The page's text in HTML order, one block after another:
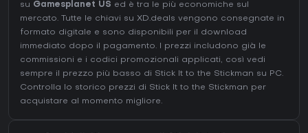
su Gamesplanet US ed è tra le più economiche sul
mercato. Tutte le chiavi su XD.deals vengono consegnate in
formato digitale e sono disponibili per il download
immediato dopo il pagamento. I prezzi includono già le
commissioni e i codici promozionali applicati, così vedi
sempre il prezzo più basso di Stick It to the Stickman su PC.
Controlla lo storico prezzi di Stick It to the Stickman per
acquistare al momento migliore.